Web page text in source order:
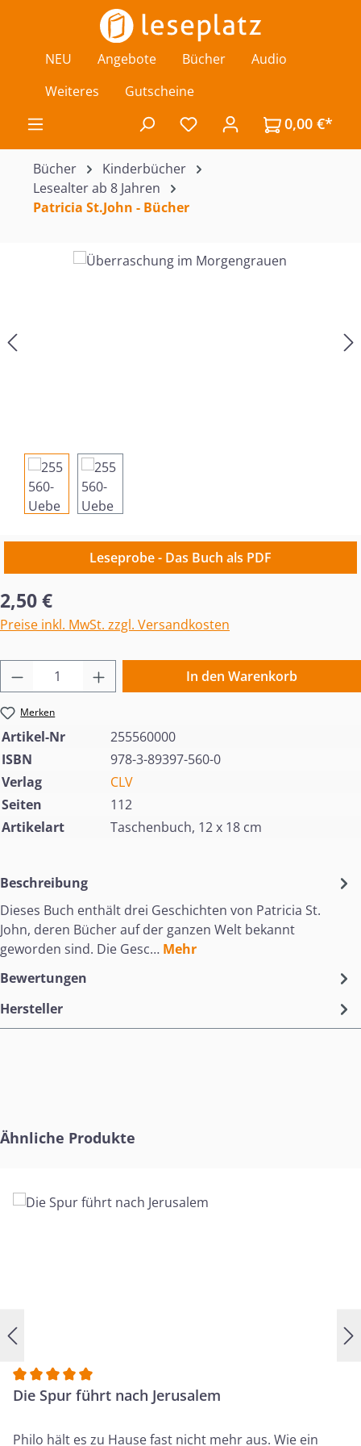
Zum Hauptinhalt springen
NEU Angebote Bücher
Audio
Weiteres
Gutscheine
Du hast 0 Produkte auf
0,00 €*
Bücher
Kinderbücher
Lesealter ab 8 Jahren
Patricia St.John - Bücher
Bildergalerie überspringen
Leseprobe - Das Buch als PDF
Regulärer Preis:
2,50 €
Preise inkl. MwSt. zzgl. Versandkosten
Produkt Anzahl: Gib den gewünschten
In den Warenkorb
Merken
Artikel-Nr
255560000
ISBN
978-3-89397-560-0
Verlag
CLV
Seiten
112
Artikelart
Taschenbuch, 12 x 18 cm
Beschreibung
Dieses Buch enthält drei Geschichten von Patricia St.
John, deren Bücher auf der ganzen Welt bekannt
geworden sind. Die Gesc… Mehr
Bewertungen
Hersteller
Produktgalerie überspringen
Ähnliche Produkte
Durchschnittliche Bewertung von 5 von 5 Sternen
Die Spur führt nach Jerusalem
Philo hält es zu Hause fast nicht mehr aus. Wie ein